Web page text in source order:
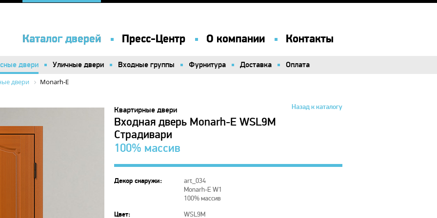
Каталог дверей Пресс-Центр О компании Контакты
Каталог дверей Пресс-Центр О компании Контакты
двери Уличные двери Входные группы Фурнитура Доставка Оплата
двери Уличные двери Входные группы Фурнитура Доставка Оплата
двери Monarh-E
Назад к каталогу
Квартирные двери
Входная дверь Monarh-E WSL9M
Страдивари
100% массив
Декор снаружи:
art_034
Monarh-E W1
100% массив
Цвет:
WSL9M